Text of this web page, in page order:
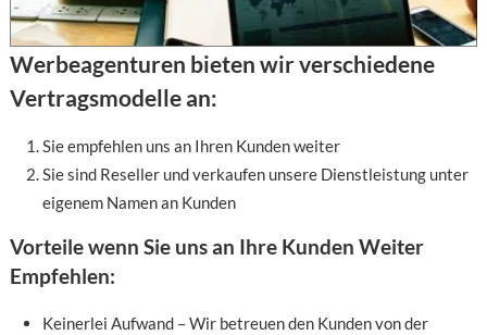
Werbeagenturen bieten wir verschiedene
Vertragsmodelle an:
Sie empfehlen uns an Ihren Kunden weiter
Sie sind Reseller und verkaufen unsere Dienstleistung unter
eigenem Namen an Kunden
Vorteile wenn Sie uns an Ihre Kunden Weiter
Empfehlen:
Keinerlei Aufwand – Wir betreuen den Kunden von der